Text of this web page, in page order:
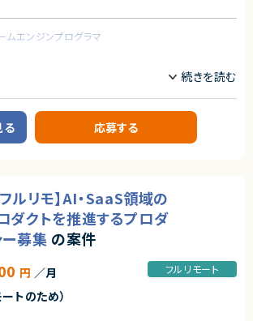
において要件定義からテストまで一貫して携われる
の経験を活かせます！
め、居住地を問わず柔軟な働き方を実現できます！
クトで裁量を持って業務を推進できる環境です！
能拡張に伴う増員募集
での商用開発経験
件化し、設計〜実装・テストまで自走できる能力
に検討・判断し解決へ導けること
リリース品質まで引き上げるスキル
コミュニケーション力
ムエンジンプログラマ
でリアルアドベンチャーゲームのシステム開発
案件のクライアント開発
Web3案件
ある方
る 応募する
ルリモ】AI・SaaS領域の
ダクトを推進するプロダ
ー募集 の案件
円 ／月
トのため）
フルリモート